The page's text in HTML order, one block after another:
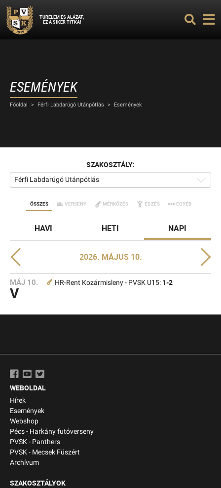
TÜRELEM ÉS ALÁZAT,
EZ A SIKER TITKA!
ESEMÉNYEK
Főoldal > Férfi Labdarúgó Utánpótlás > Események
SZAKOSZTÁLY:
Férfi Labdarúgó Utánpótlás
ÖSSZES VERSENY MÉRKŐZÉS EDZÉS EGYÉB
HAVI HETI NAPI
2026. MÁJUS 10.
MÁJ 10.
V
HR-Rent Kozármisleny - PVSK U15: 1-2
WEBOLDAL
Hírek
Események
Webshop
Pécs - Harkány futóverseny
PVSK - Panthers
PVSK - Mecsek Füszért
Archívum
SZAKOSZTÁLYOK